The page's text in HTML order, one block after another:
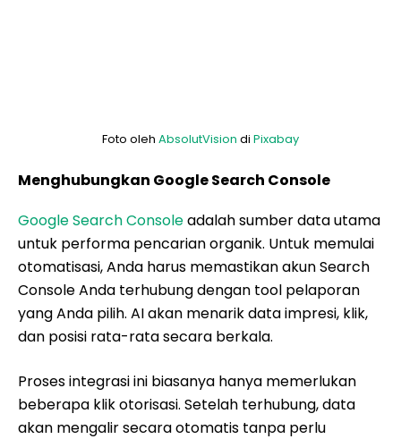
Foto oleh AbsolutVision di Pixabay
Menghubungkan Google Search Console
Google Search Consoleadalah sumber data utama
untuk performa pencarian organik. Untuk memulai
otomatisasi, Anda harus memastikan akun Search
Console Anda terhubung dengan tool pelaporan
yang Anda pilih. AI akan menarik data impresi, klik,
dan posisi rata-rata secara berkala.
Proses integrasi ini biasanya hanya memerlukan
beberapa klik otorisasi. Setelah terhubung, data
akan mengalir secara otomatis tanpa perlu